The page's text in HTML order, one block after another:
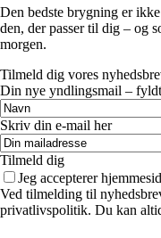
Den bedste brygning er
den, der passer til dig – og
morgen.
Tilmeld dig vores
Din nye yndlingsmail –
Skriv din e-mail her
Tilmeld dig
Jeg accepterer
Ved tilmelding til
privatlivspolitik. Du kan